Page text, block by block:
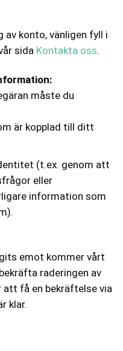
av konto, vänligen fyll i
sida Kontakta oss.
måste du
är kopplad till ditt
(t.ex. genom att
eller
information som
emot kommer vårt
raderingen av
få en bekräftelse via
klar.